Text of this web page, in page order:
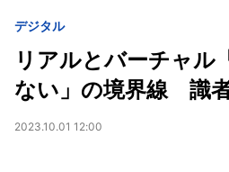
デジタル
リアルとバーチャル
ない」の境界線 識
2023.10.01 12:00